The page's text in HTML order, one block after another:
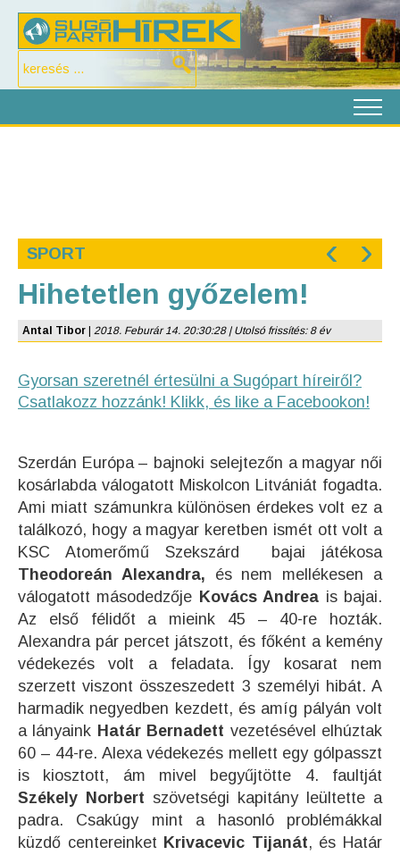
SPORT ‹ ›
Hihetetlen győzelem!
Antal Tibor 2018. Feburár 14. 20:30:28 | Utolsó frissítés: 8 év
Gyorsan szeretnél értesülni a Sugópart híreiről?
Csatlakozz hozzánk! Klikk, és like a Facebookon!
Szerdán Európa – bajnoki selejtezőn a magyar női
kosárlabda válogatott Miskolcon Litvániát fogadta.
Ami miatt számunkra különösen érdekes volt ez a
találkozó, hogy a magyar keretben ismét ott volt a
KSC Atomerőmű Szekszárd bajai játékosa
Theodoreán Alexandra, és nem mellékesen a
válogatott másodedzője Kovács Andrea is bajai.
Az első félidőt a mieink 45 – 40-re hozták.
Alexandra pár percet játszott, és főként a kemény
védekezés volt a feladata. Így kosarat nem
szerzett viszont összeszedett 3 személyi hibát. A
harmadik negyedben kezdett, és amíg pályán volt
a lányaink Határ Bernadett vezetésével elhúztak
60 – 44-re. Alexa védekezés mellett egy gólpasszt
is kiosztott, ám mivel begyűjtötte 4. faultját
Székely Norbert szövetségi kapitány leültette a
padra. Csakúgy mint a hasonló problémákkal
küzdő centereinket Krivacevic Tijanát, és Határ